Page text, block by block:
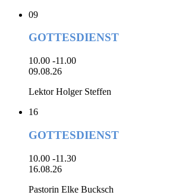
09
GOTTESDIENST
10.00 -11.00
09.08.26
Lektor Holger Steffen
16
GOTTESDIENST
10.00 -11.30
16.08.26
Pastorin Elke Bucksch